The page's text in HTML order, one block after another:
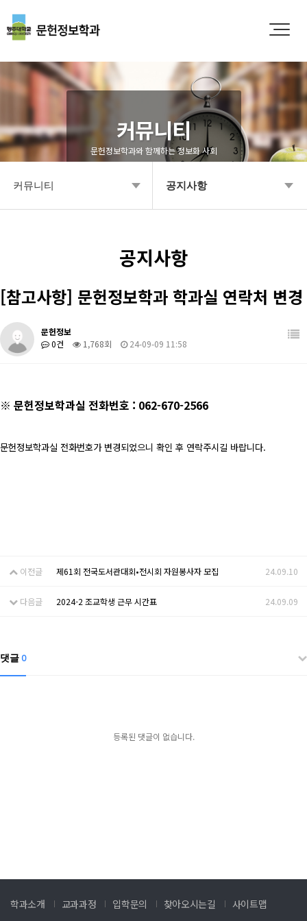
커뮤니티
문헌정보학과와 함께하는 정보화 사회
커뮤니티
대학원
학생활동
장학/취업
공지사항
Q&A
영상갤러리
학과소식 갤러리
학과 발간 자료
공지사항
[참고사항] 문헌정보학과 학과실 연락처 변경
문헌정보
0건
1,768회 24-09-09 11:58
※ 문헌정보학과실 전화번호 : 062-670-2566
문헌정보학과실 전화번호가 변경되었으니 확인 후 연락주시길 바랍니다.
이전글 제61회 전국도서관대회•전시회 자원봉사자 모집 24.09.10
다음글 2024-2 조교학생 근무 시간표 24.09.09
댓글0
등록된 댓글이 없습니다.
학과소개 교과과정 입학문의 찾아오시는길 사이트맵